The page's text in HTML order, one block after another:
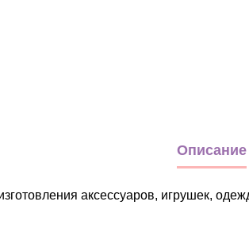
Описание
аксессуаров, игрушек,